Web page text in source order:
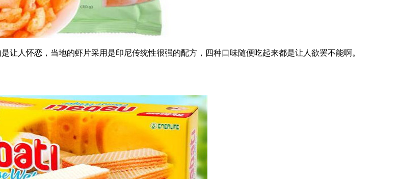
人怀恋，当地的虾片采用是印尼传统性很强的配方，四种口味随便吃起来都是让人欲罢不能啊。